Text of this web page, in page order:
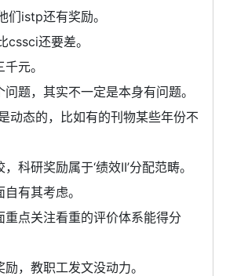
们istp还有奖励。
cssci还要差。
元。
问题，其实不一定是本身有问题。
动态的，比如有的刊物某些年份不
科研奖励属于‘绩效II’分配范畴。
有其考虑。
重点关注看重的评价体系能得分
励，教职工发文没动力。